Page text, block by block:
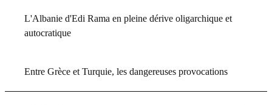
L'Albanie d'Edi Rama en pleine dérive oligarchique et
autocratique
Entre Grèce et Turquie, les dangereuses provocations